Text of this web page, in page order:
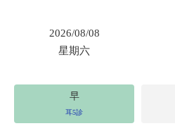
2026/08/08
星期六
早
耳5診